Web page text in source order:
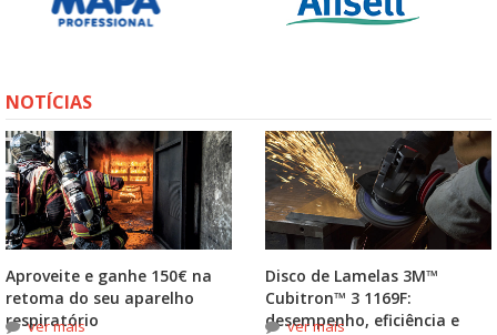
NOTÍCIAS
Aproveite e ganhe 150€ na
retoma do seu aparelho
respiratório
ver mais
Disco de Lamelas 3M™
Cubitron™ 3 1169F:
desempenho, eficiência e
ver mais